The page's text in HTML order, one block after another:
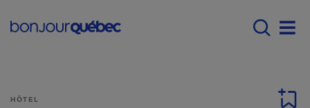
Main navigation -
HÔTEL